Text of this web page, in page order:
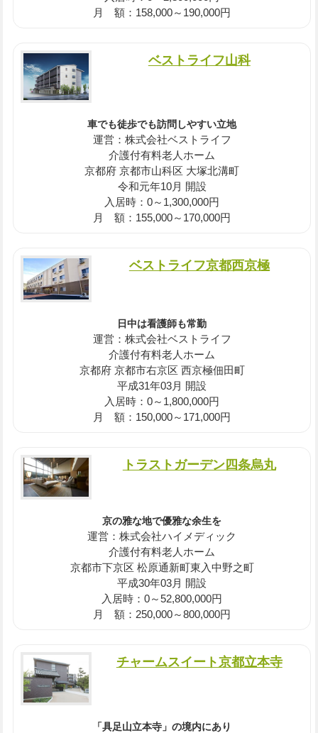
月 額：158,000～190,000円
ベストライフ山科
車でも徒歩でも訪問しやすい立地
運営：株式会社ベストライフ
介護付有料老人ホーム
京都府 京都市山科区 大塚北溝町
令和元年10月 開設
入居時：0～1,300,000円
月 額：155,000～170,000円
ベストライフ京都西京極
日中は看護師も常勤
運営：株式会社ベストライフ
介護付有料老人ホーム
京都府 京都市右京区 西京極佃田町
平成31年03月 開設
入居時：0～1,800,000円
月 額：150,000～171,000円
トラストガーデン四条烏丸
京の雅な地で優雅な余生を
運営：株式会社ハイメディック
介護付有料老人ホーム
京都市下京区 松原通新町東入中野之町
平成30年03月 開設
入居時：0～52,800,000円
月 額：250,000～800,000円
チャームスイート京都立本寺
「具足山立本寺」の境内にあり